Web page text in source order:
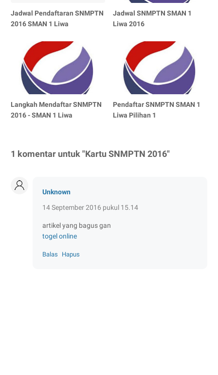
Jadwal Pendaftaran SNMPTN
2016 SMAN 1 Liwa
Jadwal SNMPTN SMAN 1
Liwa 2016
Langkah Mendaftar SNMPTN
2016 - SMAN 1 Liwa
Pendaftar SNMPTN SMAN 1
Liwa Pilihan 1
1 komentar untuk "Kartu SNMPTN 2016"
Unknown
14 September 2016 pukul 15.14
artikel yang bagus gan
togel online
Balas Hapus